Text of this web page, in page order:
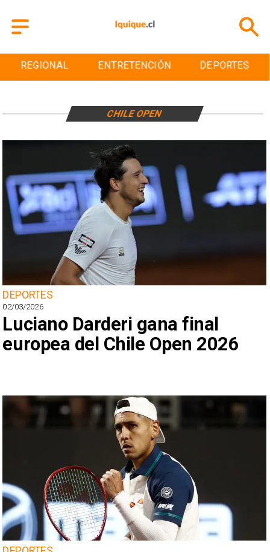
REGIONAL ENTRETENCIÓN DEPORTES
DEPORTES
02/03/2026
Luciano Darderi gana final
europea del Chile Open 2026
CHILE OPEN